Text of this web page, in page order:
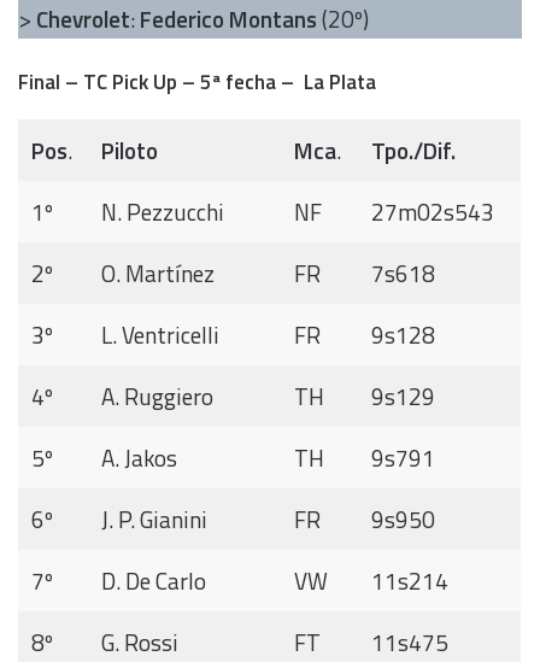
> Chevrolet: Federico Montans(20º)
Final – TC Pick Up – 5ª fecha – La Plata
Pos. Piloto Mca.
Tpo./Dif.
1º
N. Pezzucchi NF
27m02s543
2º
O. Martínez FR
7s618
3º
L. Ventricelli FR
9s128
4º
A. Ruggiero TH
9s129
5º
A. Jakos TH
9s791
6º
J. P. Gianini FR
9s950
7º
D. De Carlo VW
11s214
8º
G. Rossi FT
11s475